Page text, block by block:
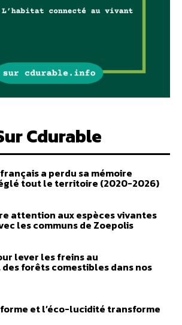
Cdurable
a perdu sa mémoire
tout le territoire (2020-2026)
attention aux espèces vivantes
les communs de Zoepolis
lever les freins au
forêts comestibles dans nos
et l’éco-lucidité transforme